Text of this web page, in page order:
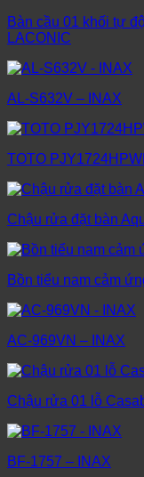
Bàn cầu 01 khối tự
LACONIC
AL-S632V – INAX
TOTO
Chậu rửa đặt bàn
Bồn tiểu nam cảm
AC-969VN – INAX
Chậu rửa 01 lỗ
BF-1757 – INAX